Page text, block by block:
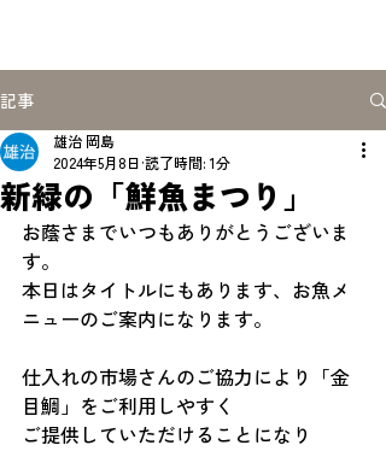
記事
新緑の「鮮魚まつり」
雄治 岡島
2024年5月8日 読了時間: 1分
お蔭さまでいつもありがとうございま
す。
本日はタイトルにもあります、お魚メ
ニューのご案内になります。
仕入れの市場さんのご協力により「金
目鯛」をご利用しやすく
ご提供していただけることになり